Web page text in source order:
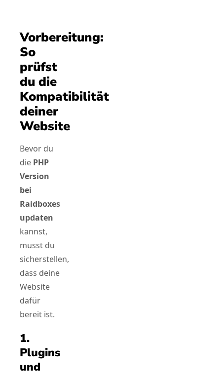
Vorbereitung:
So
prüfst
du die
Kompatibilität
deiner
Website
Bevor du
die PHP
Version
bei
Raidboxes
updaten
kannst,
musst du
sicherstellen,
dass deine
Website
dafür
bereit ist.
1.
Plugins
und